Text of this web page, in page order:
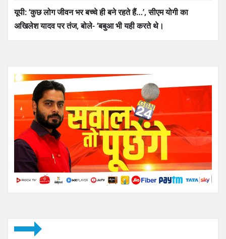
यूपी: ‘कुछ लोग जीवन भर बच्चे ही बने रहते हैं…’, सीएम योगी का
अखिलेश यादव पर तंज, बोले- ‘बबुआ भी यही करते थे।